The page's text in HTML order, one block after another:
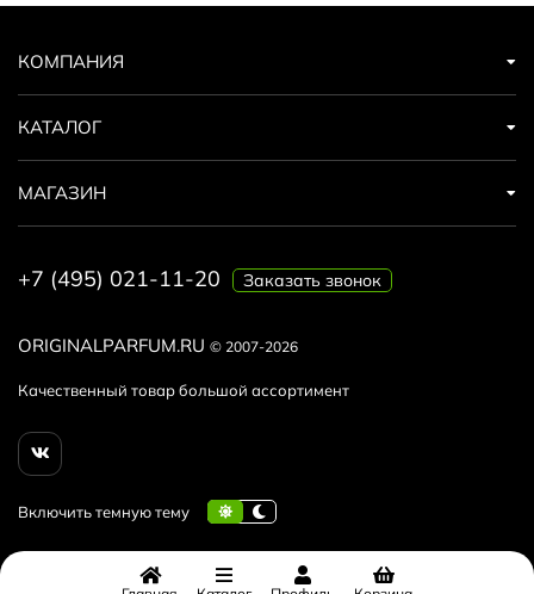
ORIGINALPARFUM.RU © 2007-2026
Качественный товар большой ассортимент
КОМПАНИЯ
КАТАЛОГ
МАГАЗИН
+7 (495) 021-11-20 Заказать звонок